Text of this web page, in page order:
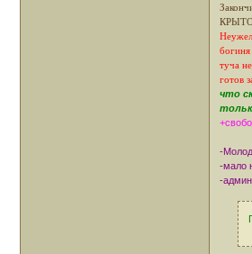
туча
готов
что
+ты
-
-мало
-